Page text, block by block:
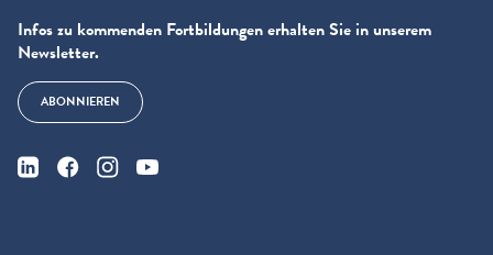
Infos zu kommenden Fortbildungen erhalten Sie in unserem
Newsletter.
ABONNIEREN